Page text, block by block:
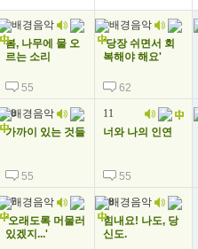
3
봄, 나무에 물 오
르는 소리
55
4
'당장 쉬면서 회
복해야 해요'
62
10
가까이 있는 것들
55
11
너와 나의 인연
55
17
'오래도록 머물러
있겠지...'
18
힘내요! 나도, 당
신도.